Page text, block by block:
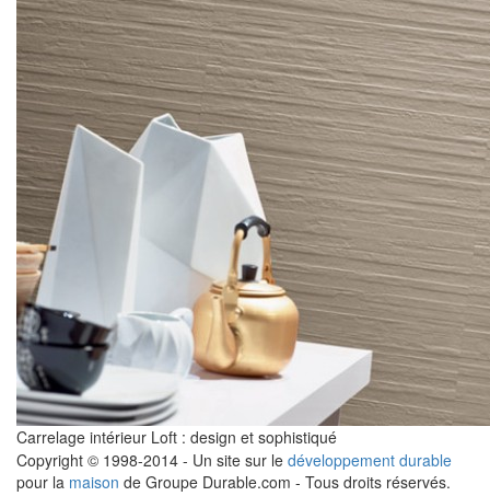
Carrelage intérieur Loft : design et sophistiqué
Copyright © 1998-2014 - Un site sur le développement durable
pour la maison de Groupe Durable.com - Tous droits réservés.